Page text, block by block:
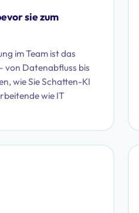
sie zum
im Team ist das
von Datenabfluss bis
wie Sie Schatten-KI
wie IT